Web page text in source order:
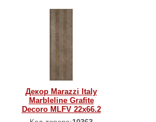
Декор Marazzi Italy
Marbleline Grafite
Decoro MLFV 22х66.2